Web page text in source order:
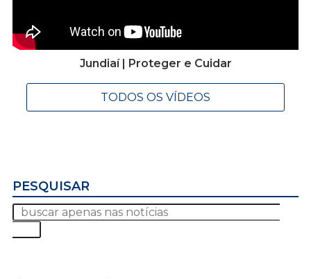
Jundiaí | Proteger e Cuidar
TODOS OS VÍDEOS
PESQUISAR